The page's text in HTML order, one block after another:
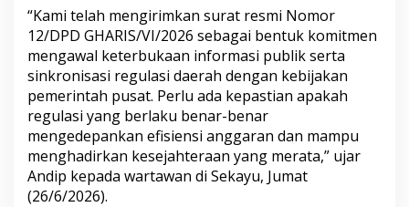
2
5
T
a
h
u
2
0
2
2
“Kami telah mengirimkan surat resmi Nomor
12/DPD GHARIS/VI/2026 sebagai bentuk komitmen
mengawal keterbukaan informasi publik serta
sinkronisasi regulasi daerah dengan kebijakan
pemerintah pusat. Perlu ada kepastian apakah
regulasi yang berlaku benar-benar
mengedepankan efisiensi anggaran dan mampu
menghadirkan kesejahteraan yang merata,” ujar
Andip kepada wartawan di Sekayu, Jumat
(26/6/2026).